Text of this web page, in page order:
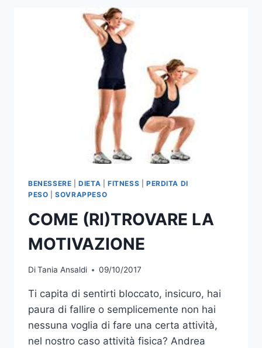
ALLENANDO
BENE
BENESSERE |DIETA FITNESS
PERDITA DI
PESO |SOVRAPPESO
COME (RI)TROVARE LA
MOTIVAZIONE
DiTania Ansaldi 09/10/2017
Ti capita di sentirti bloccato, insicuro, hai
paura di fallire o semplicemente non hai
nessuna voglia di fare una certa attività,
nel nostro caso attività fisica? Andrea